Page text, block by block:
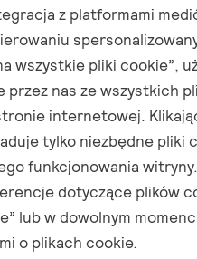
z platformami
wszystkie pliki cookie”,
przez nas ze wszystkich
internetowej.
tylko niezbędne pliki
funkcjonowania
dotyczące plików
lub w dowolnym
o plikach cookie.
od